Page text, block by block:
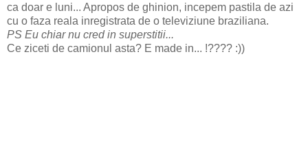
ca doar e luni... Apropos de ghinion, incepem pastila de azi
cu o faza reala inregistrata de o televiziune braziliana.
PS Eu chiar nu cred in superstitii...
Ce ziceti de camionul asta? E made in... !???? :))